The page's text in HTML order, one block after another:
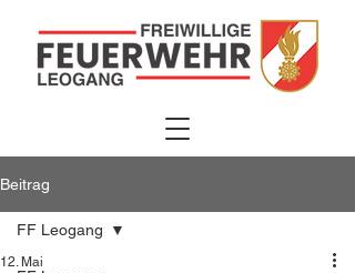
Beitrag
FF Leogang
12. Mai